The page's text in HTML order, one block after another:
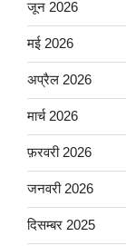
जून 2026
मई 2026
अप्रैल 2026
मार्च 2026
फ़रवरी 2026
जनवरी 2026
दिसम्बर 2025